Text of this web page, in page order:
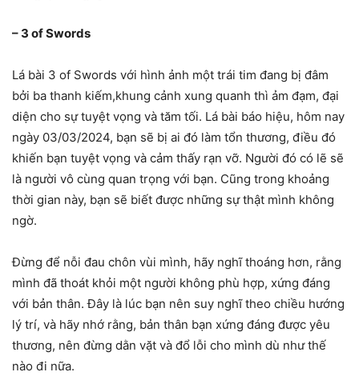
– 3 of Swords
Lá bài 3 of Swords với hình ảnh một trái tim đang bị đâm
bởi ba thanh kiếm,khung cảnh xung quanh thì ảm đạm, đại
diện cho sự tuyệt vọng và tăm tối. Lá bài báo hiệu, hôm nay
ngày 03/03/2024, bạn sẽ bị ai đó làm tổn thương, điều đó
khiến bạn tuyệt vọng và cảm thấy rạn vỡ. Người đó có lẽ sẽ
là người vô cùng quan trọng với bạn. Cũng trong khoảng
thời gian này, bạn sẽ biết được những sự thật mình không
ngờ.
Đừng để nỗi đau chôn vùi mình, hãy nghĩ thoáng hơn, rằng
mình đã thoát khỏi một người không phù hợp, xứng đáng
với bản thân. Đây là lúc bạn nên suy nghĩ theo chiều hướng
lý trí, và hãy nhớ rằng, bản thân bạn xứng đáng được yêu
thương, nên đừng dằn vặt và đổ lỗi cho mình dù như thế
nào đi nữa.